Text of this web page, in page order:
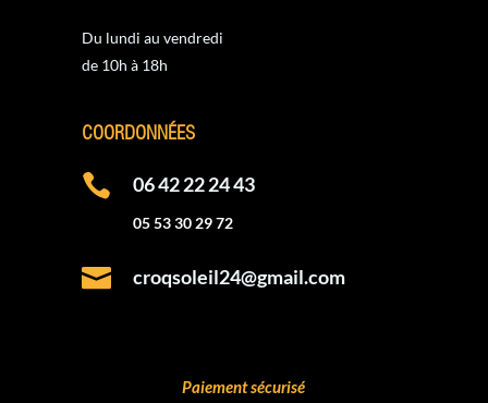
Du lundi au vendredi
de 10h à 18h
COORDONNÉES
 06 42 22 24 43
05 53 30 29 72
 croqsoleil24@gmail.com
Paiement sécurisé